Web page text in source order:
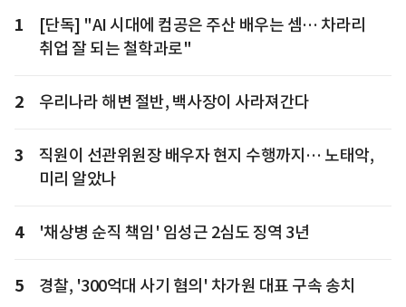
1
[단독] "AI 시대에 컴공은 주산 배우는 셈… 차라리
취업 잘 되는 철학과로"
2 우리나라 해변 절반, 백사장이 사라져간다
3
직원이 선관위원장 배우자 현지 수행까지… 노태악,
미리 알았나
4 '채상병 순직 책임' 임성근 2심도 징역 3년
5 경찰, '300억대 사기 혐의' 차가원 대표 구속 송치